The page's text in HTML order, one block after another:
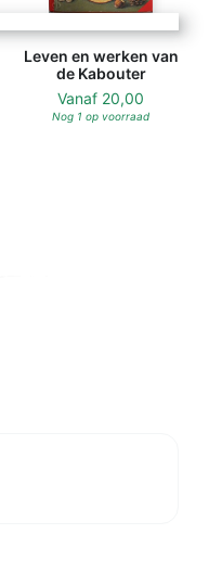
Leven en werken van
de Kabouter
Vanaf 20,00
Nog 1 op voorraad